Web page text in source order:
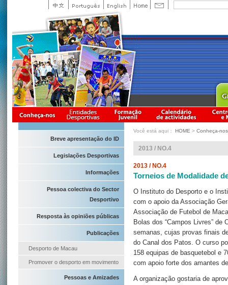
Breve apresentação do ID
Legislações Desportivas
Informações
Pessoa colectiva do Sector
Desportivo
Resposta às opiniões públicas
Publicações
Desporto de Macau
Promover o desporto em movimento
Pessoas e Amizades
Você está aqui： HOME > Conheça-nos
2013 / NO.4
2013 / NO.4
Torneios de Modalidade
O Instituto do Desporto e o
com o apoio da Associação
Associação de Futebol de
Bolas dos “Campos Livres” de
semanas, cujas provas finais
do Canal dos Patos. O curso
158 equipas de basquetebol e
com apoio forte dos amantes
A organização gostaria de